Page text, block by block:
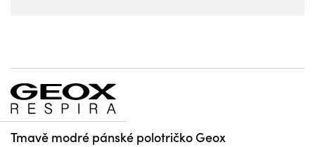
Tmavě modré pánské polotričko Geox